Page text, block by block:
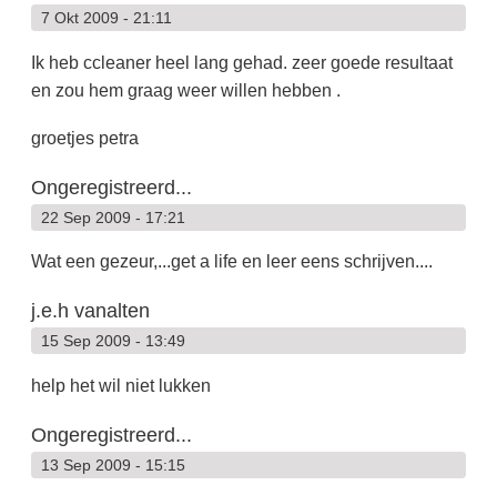
7 Okt 2009 - 21:11
Ik heb ccleaner heel lang gehad. zeer goede resultaat
en zou hem graag weer willen hebben .
groetjes petra
Ongeregistreerd...
22 Sep 2009 - 17:21
Wat een gezeur,...get a life en leer eens schrijven....
j.e.h vanalten
15 Sep 2009 - 13:49
help het wil niet lukken
Ongeregistreerd...
13 Sep 2009 - 15:15